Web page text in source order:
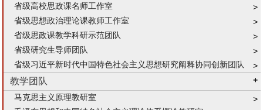
省级高校思政课名师工作室
省级思想政治理论课教师工作室
省级思政课教学科研示范团队
省级研究生导师团队
省级习近平新时代中国特色社会主义思想研究阐释协同创新团队
教学团队
马克思主义原理教研室